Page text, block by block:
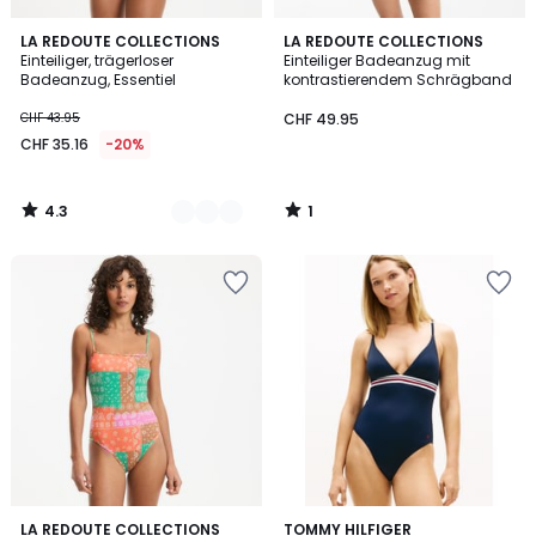
LA REDOUTE COLLECTIONS
Einteiliger, trägerloser
Badeanzug, Essentiel
CHF 43.95
CHF 35.16 -20%
4.3
/ 5
2
Farben
4.3
/
LA REDOUTE COLLECTIONS
Einteiliger Badeanzug mit
kontrastierendem Schrägband
CHF 49.95
1
/
5
1
/
LA REDOUTE COLLECTIONS
TOMMY HILFIGER